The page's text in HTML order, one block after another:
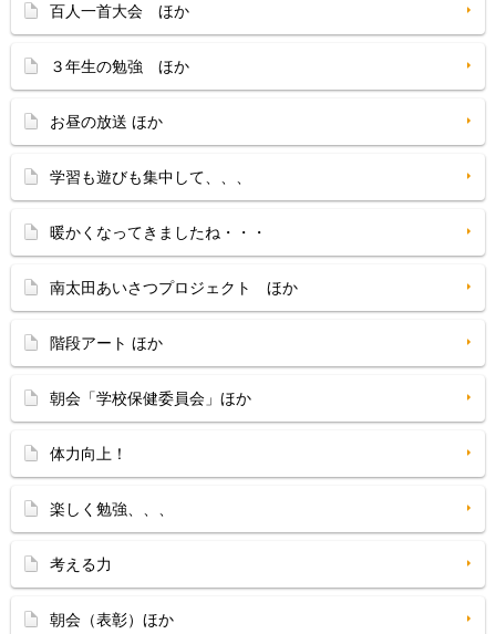
百人一首大会 ほか
３年生の勉強 ほか
お昼の放送 ほか
学習も遊びも集中して、、、
暖かくなってきましたね・・・
南太田あいさつプロジェクト ほか
階段アート ほか
朝会「学校保健委員会」ほか
体力向上！
楽しく勉強、、、
考える力
朝会（表彰）ほか